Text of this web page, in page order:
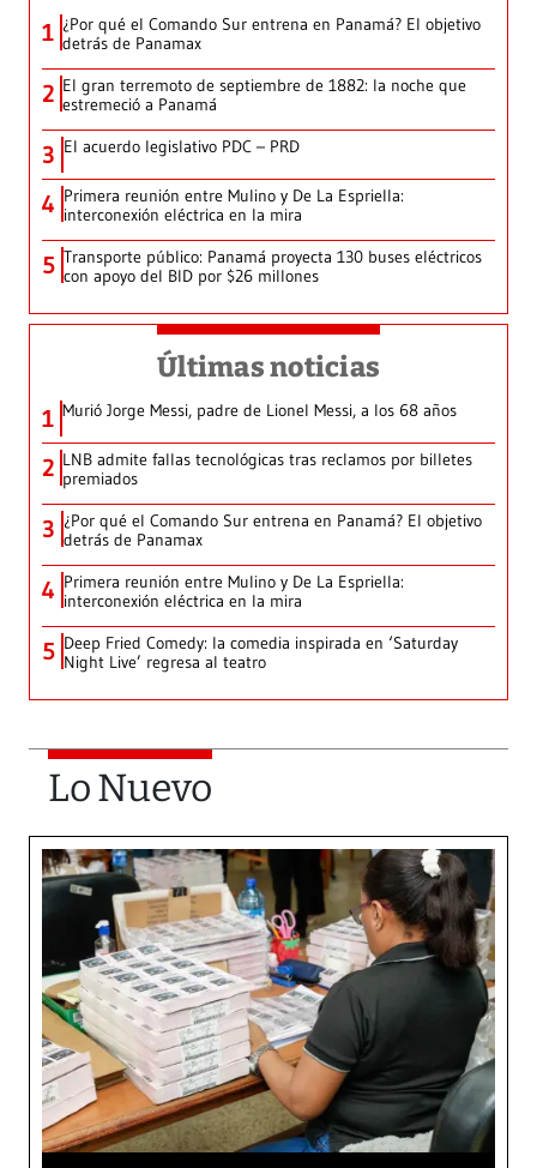
1 ¿Por qué el Comando Sur entrena en Panamá? El objetivo
detrás de Panamax
2 El gran terremoto de septiembre de 1882: la noche que
estremeció a Panamá
3 El acuerdo legislativo PDC – PRD
4 Primera reunión entre Mulino y De La Espriella:
interconexión eléctrica en la mira
5 Transporte público: Panamá proyecta 130 buses eléctricos
con apoyo del BID por $26 millones
Últimas noticias
1 Murió Jorge Messi, padre de Lionel Messi, a los 68 años
2 LNB admite fallas tecnológicas tras reclamos por billetes
premiados
3 ¿Por qué el Comando Sur entrena en Panamá? El objetivo
detrás de Panamax
4 Primera reunión entre Mulino y De La Espriella:
interconexión eléctrica en la mira
5 Deep Fried Comedy: la comedia inspirada en ‘Saturday
Night Live’ regresa al teatro
Lo Nuevo